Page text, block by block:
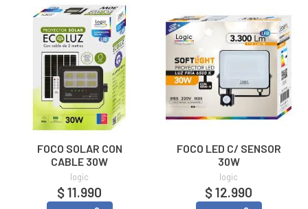
FOCO SOLAR CON
CABLE 30W
logic
$ 11.990
FOCO LED C/ SENSOR
30W
logic
$ 12.990